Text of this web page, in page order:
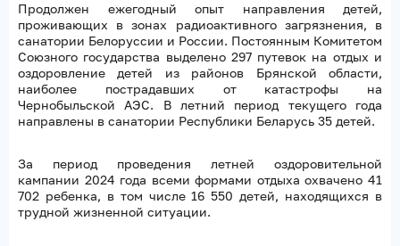
Продолжен ежегодный опыт направления детей,
проживающих в зонах радиоактивного загрязнения, в
санатории Белоруссии и России. Постоянным Комитетом
Союзного государства выделено 297 путевок на отдых и
оздоровление детей из районов Брянской области,
наиболее пострадавших от катастрофы на
Чернобыльской АЭС. В летний период текущего года
направлены в санатории Республики Беларусь 35 детей.
За период проведения летней оздоровительной
кампании 2024 года всеми формами отдыха охвачено 41
702 ребенка, в том числе 16 550 детей, находящихся в
трудной жизненной ситуации.